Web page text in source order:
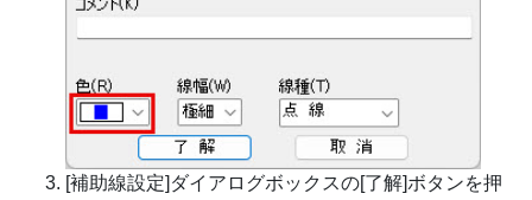
[補助線設定]ダイアログボックスの[了解]ボタンを押